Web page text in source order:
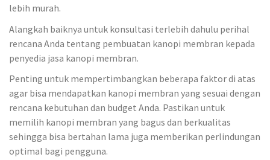
lebih murah.
Alangkah baiknya untuk konsultasi terlebih dahulu perihal
rencana Anda tentang pembuatan kanopi membran kepada
penyedia jasa kanopi membran.
Penting untuk mempertimbangkan beberapa faktor di atas
agar bisa mendapatkan kanopi membran yang sesuai dengan
rencana kebutuhan dan budget Anda. Pastikan untuk
memilih kanopi membran yang bagus dan berkualitas
sehingga bisa bertahan lama juga memberikan perlindungan
optimal bagi pengguna.